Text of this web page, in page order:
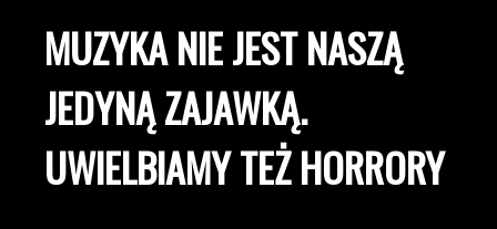
MUZYKA NIE JEST NASZĄ
JEDYNĄ ZAJAWKĄ.
UWIELBIAMY TEŻ HORRORY